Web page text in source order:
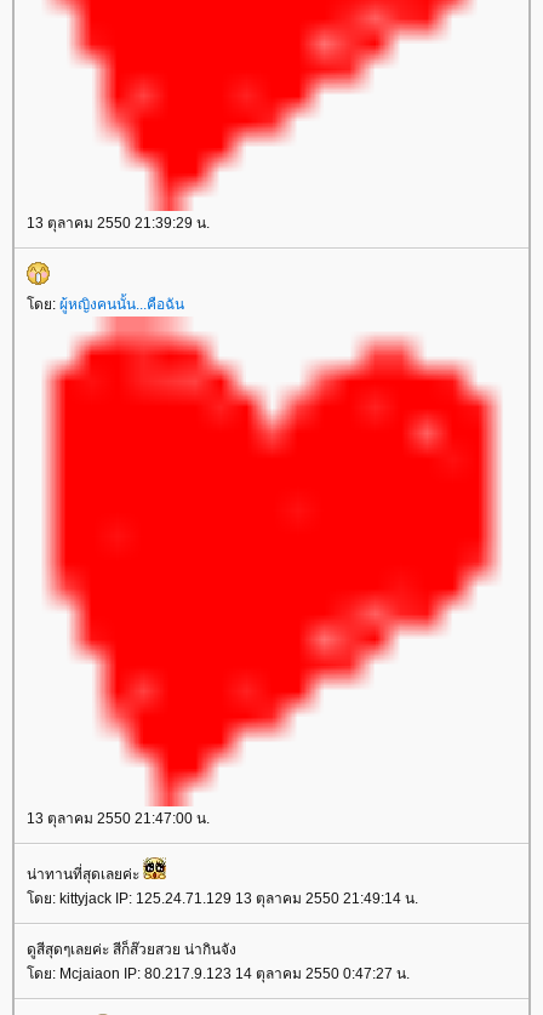
13 ตุลาคม 2550 21:39:29 น.
โดย: ผู้หญิงคนนั้น...คือฉัน
13 ตุลาคม 2550 21:47:00 น.
น่าทานที่สุดเลยค่ะ
โดย: kittyjack IP: 125.24.71.129 13 ตุลาคม 2550 21:49:14 น.
ดูสีสุดๆเลยค่ะ สีก็ส๊วยสวย น่ากินจัง
โดย: Mcjaiaon IP: 80.217.9.123 14 ตุลาคม 2550 0:47:27 น.